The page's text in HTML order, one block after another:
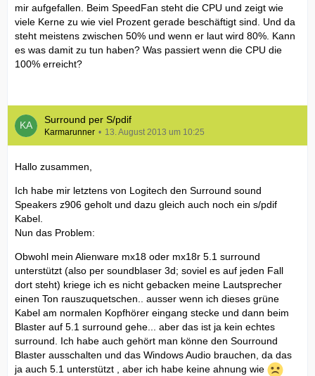
mir aufgefallen. Beim SpeedFan steht die CPU und zeigt wie
viele Kerne zu wie viel Prozent gerade beschäftigt sind. Und da
steht meistens zwischen 50% und wenn er laut wird 80%. Kann
es was damit zu tun haben? Was passiert wenn die CPU die
100% erreicht?
Surround per S/pdif
Karmarunner 13. August 2013 um 10:25
Hallo zusammen,
Ich habe mir letztens von Logitech den Surround sound
Speakers z906 geholt und dazu gleich auch noch ein s/pdif
Kabel.
Nun das Problem:
Obwohl mein Alienware mx18 oder mx18r 5.1 surround
unterstützt (also per soundblaser 3d; soviel es auf jeden Fall
dort steht) kriege ich es nicht gebacken meine Lautsprecher
einen Ton rauszuquetschen.. ausser wenn ich dieses grüne
Kabel am normalen Kopfhörer eingang stecke und dann beim
Blaster auf 5.1 surround gehe... aber das ist ja kein echtes
surround. Ich habe auch gehört man könne den Sourround
Blaster ausschalten und das Windows Audio brauchen, da das
ja auch 5.1 unterstützt , aber ich habe keine ahnung wie